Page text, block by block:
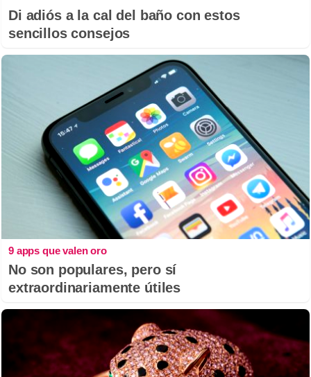
Di adiós a la cal del baño con estos
sencillos consejos
9 apps que valen oro
No son populares, pero sí
extraordinariamente útiles